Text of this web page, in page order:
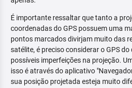
É importante ressaltar que tanto a
coordenadas do GPS possuem uma
pontos marcados divirjam muito das
satélite, é preciso considerar o GPS
possíveis imperfeições na projeção.
isso é através do aplicativo
sua posição projetada esteja muito